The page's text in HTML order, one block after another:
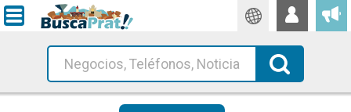
Traductor
Busca!